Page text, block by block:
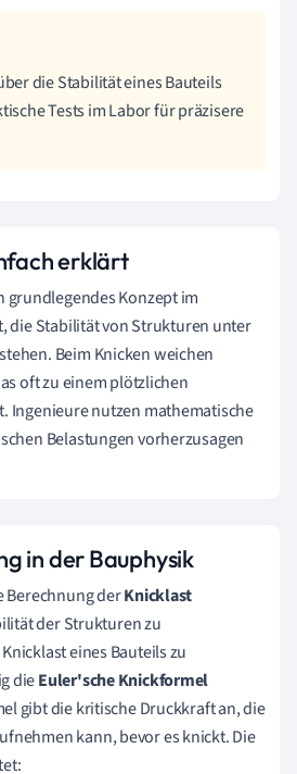
die Stabilität eines Bauteils
Tests im Labor für präzisere
erklärt
grundlegendes Konzept im
die Stabilität von Strukturen unter
Beim Knicken weichen
oft zu einem plötzlichen
Ingenieure nutzen mathematische
Belastungen vorherzusagen
in der Bauphysik
Berechnung derKnicklast
der Strukturen zu
eines Bauteils zu
dieEuler'sche Knickformel
gibt die kritische Druckkraft an, die
kann, bevor es knickt. Die